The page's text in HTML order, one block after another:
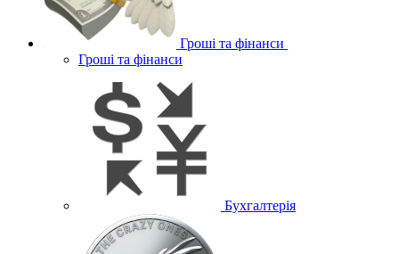
Гроші та фінанси
Гроші та фінанси
Бухгалтерія